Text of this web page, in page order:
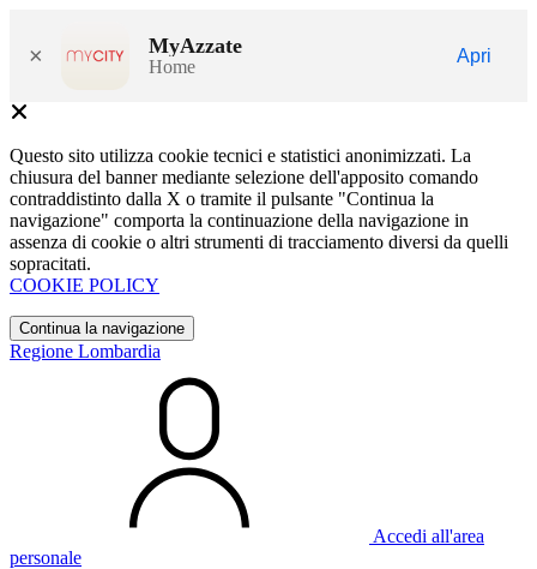
× MyAzzate
Home
Apri
Questo sito utilizza cookie tecnici e statistici anonimizzati. La
chiusura del banner mediante selezione dell'apposito comando
contraddistinto dalla X o tramite il pulsante "Continua la
navigazione" comporta la continuazione della navigazione in
assenza di cookie o altri strumenti di tracciamento diversi da quelli
sopracitati.
COOKIE POLICY
Continua la navigazione
Regione Lombardia
Accedi all'area
personale